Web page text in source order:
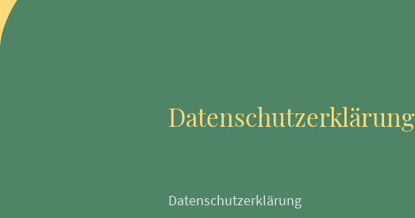
Datenschutzerklärung
Datenschutzerklärung